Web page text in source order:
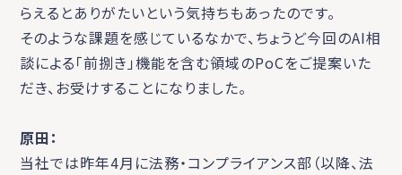
らえるとありがたいという気持ちもあったのです。
そのような課題を感じているなかで、ちょうど今回のAI相
談による「前捌き」機能を含む領域のPoCをご提案いた
だき、お受けすることになりました。
原田：
当社では昨年4月に法務・コンプライアンス部（以降、法